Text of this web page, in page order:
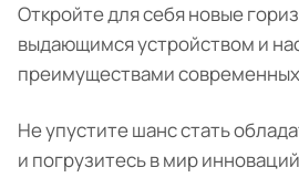
Откройте для себя новые
выдающимся устройством и
преимуществами
Не упустите шанс стать
и погрузитесь в мир